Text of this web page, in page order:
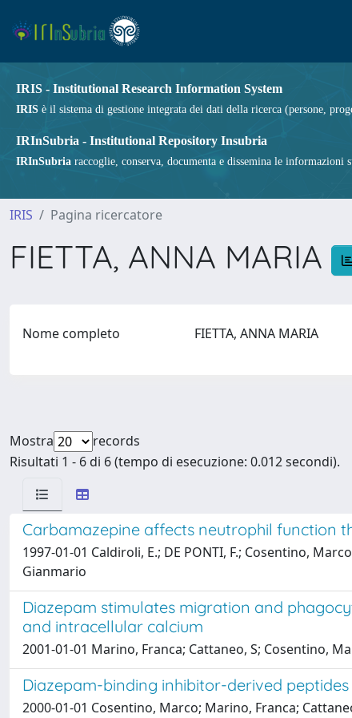
IRIS - Institutional Research Information System
IRIS è il sistema di gestione integrata dei dati della ricerca (persone,
IRInSubria - Institutional Repository Insubria
IRInSubria raccoglie, conserva, documenta e dissemina le
IRIS Pagina ricercatore
FIETTA, ANNA MARIA
Nome completo FIETTA, ANNA MARIA
Mostra
records
Risultati 1 - 6 di 6 (tempo di esecuzione: 0.012 secondi).
Carbamazepine affects neutrophil function
1997-01-01 Caldiroli, E.; DE PONTI, F.; Cosentino,
Gianmario
Diazepam stimulates migration and
and intracellular calcium
2001-01-01 Marino, Franca; Cattaneo, S; Cosentino,
Diazepam-binding inhibitor-derived
2000-01-01 Cosentino, Marco; Marino, Franca;